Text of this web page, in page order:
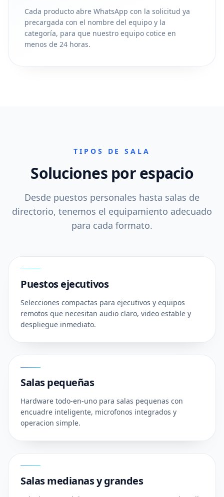
Cada producto abre WhatsApp con la solicitud ya
precargada con el nombre del equipo y la
categoría, para que nuestro equipo cotice en
menos de 24 horas.
TIPOS DE SALA
Soluciones por espacio
Desde puestos personales hasta salas de
directorio, tenemos el equipamiento adecuado
para cada formato.
Puestos ejecutivos
Selecciones compactas para ejecutivos y equipos
remotos que necesitan audio claro, video estable y
despliegue inmediato.
Salas pequeñas
Hardware todo-en-uno para salas pequenas con
encuadre inteligente, microfonos integrados y
operacion simple.
Salas medianas y grandes